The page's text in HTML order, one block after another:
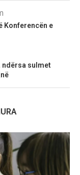
Konferencën e
ndërsa sulmet